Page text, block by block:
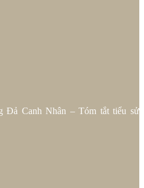
Đả Canh Nhân – Tóm tắt tiểu sử